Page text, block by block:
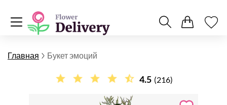
Главная Букет эмоций
4.5 (216)